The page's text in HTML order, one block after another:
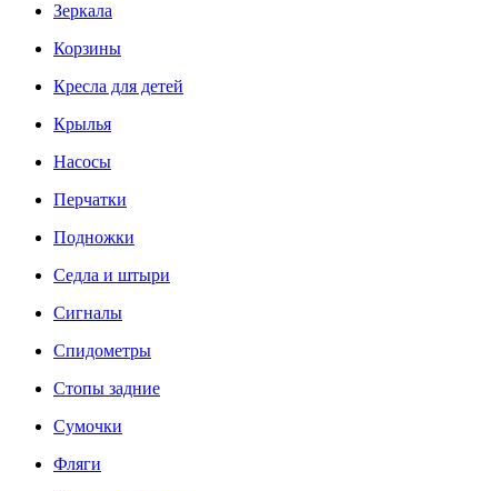
Зеркала
Корзины
Кресла для детей
Крылья
Насосы
Перчатки
Подножки
Седла и штыри
Сигналы
Спидометры
Стопы задние
Сумочки
Фляги